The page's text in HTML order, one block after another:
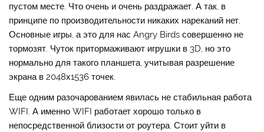
пустом месте. Что очень и очень раздражает. А так, в
принципе по производительности никаких нареканий нет.
Основные игры, а это для нас Angry Birds совершенно не
тормозят. Чуток притормаживают игрушки в 3D, но это
нормально для такого планшета, учитывая разрешение
экрана в 2048х1536 точек.
Еще одним разочарованием явилась не стабильная работа
WIFI. А именно WIFI работает хорошо только в
непосредственной близости от роутера. Стоит уйти в